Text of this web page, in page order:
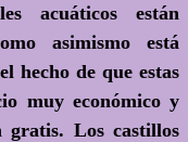
acuáticos están
asimismo está
hecho de que estas
muy económico y
Los castillos